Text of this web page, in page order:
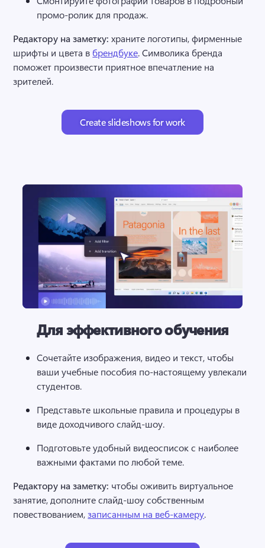
промо-ролик для продаж.
Редактору на заметку: храните логотипы, фирменные
шрифты и цвета в брендбуке. Символика бренда
поможет произвести приятное впечатление на
зрителей.
Create slideshows for work
Для эффективного обучения
Сочетайте изображения, видео и текст, чтобы
ваши учебные пособия по-настоящему увлекали
студентов.
Представьте школьные правила и процедуры в
виде доходчивого слайд-шоу.
Подготовьте удобный видеосписок с наиболее
важными фактами по любой теме.
Редактору на заметку: чтобы оживить виртуальное
занятие, дополните слайд-шоу собственным
повествованием, записанным на веб-камеру.